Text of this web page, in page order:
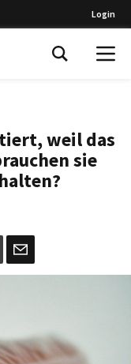
Login
weil das
sie